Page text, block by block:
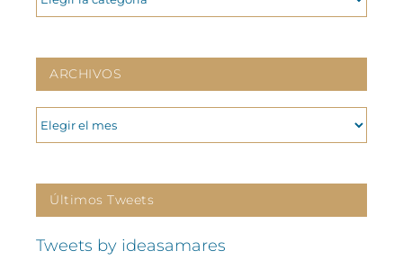
ARCHIVOS
ARCHIVOS
Últimos Tweets
Tweets by ideasamares